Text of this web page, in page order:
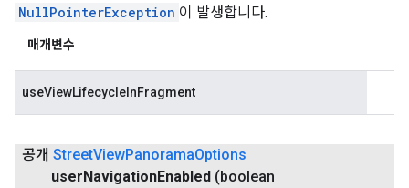
NullPointerException 이 발생합니다.
매개변수
useViewLifecycleInFragment
공개 StreetViewPanoramaOptions
userNavigationEnabled (boolean